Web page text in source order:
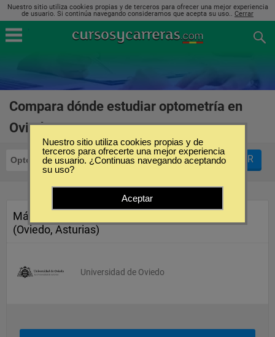
Nuestro sitio utiliza cookies propias y de terceros para ofrecer una mejor experiencia
de usuario. Si continúa navegando consideramos que acepta su uso.. Cerrar
Compara dónde estudiar optometría en
Oviedo
Optometría Oviedo FILTRAR
Máster en Optometría Clínica
(Oviedo, Asturias)
Universidad de Oviedo
Nuestro sitio utiliza cookies propias y de
terceros para ofrecerte una mejor experiencia
de usuario. ¿Continuas navegando aceptando
su uso?
Aceptar